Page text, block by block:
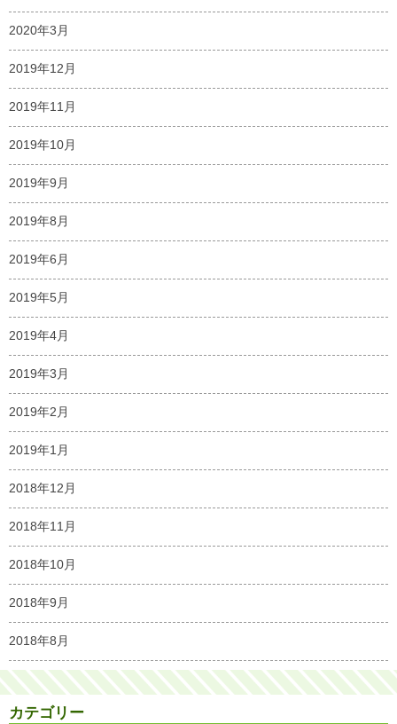
2020年3月
2019年12月
2019年11月
2019年10月
2019年9月
2019年8月
2019年6月
2019年5月
2019年4月
2019年3月
2019年2月
2019年1月
2018年12月
2018年11月
2018年10月
2018年9月
2018年8月
カテゴリー